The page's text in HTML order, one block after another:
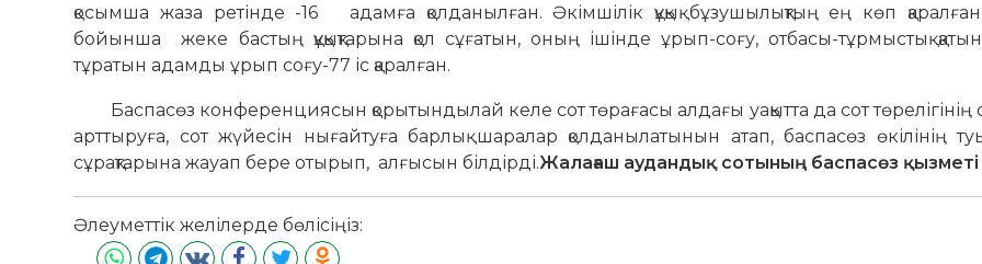
қосымша жаза ретінде -16 адамға қолданылған. Әкімшілік құқық бұзушылықтың ең көп
бойынша жеке бастың құқықтарына қол сұғатын, оның ішінде ұрып-соғу, отбасы-тұрмыстық
тұратын адамды ұрып соғу-77 іс қаралған.
Баспасөз конференциясын қорытындылай келе сот төрағасы алдағы уақытта да сот төрелігінің
арттыруға, сот жүйесін нығайтуға барлық шаралар қолданылатынын атап, баспасөз өкілінің
сұрақтарына жауап бере отырып, алғысын білдірді.Жалағаш аудандық сотының баспасөз қызметі
Әлеуметтік желілерде бөлісіңіз: